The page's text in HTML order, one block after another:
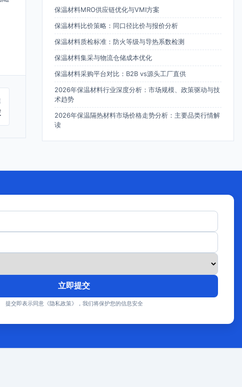
保温材料MRO供应链优化与VMI方案
保温材料比价策略：同口径比价与报价分析
保温材料质检标准：防火等级与导热系数检测
保温材料集采与物流仓储成本优化
保温材料采购平台对比：B2B vs源头工厂直供
2026年保温材料行业深度分析：市场规模、政策驱动与技
术趋势
2026年保温隔热材料市场价格走势分析：主要品类行情解
读
立即提交
提交即表示同意《隐私政策》，我们将保护您的信息安全